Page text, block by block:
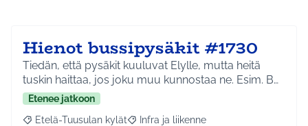
Hienot bussipysäkit #1730
Tiedän, että pysäkit kuuluvat Elylle, mutta heitä
tuskin haittaa, jos joku muu kunnostaa ne. Esim. B…
Etenee jatkoon
Etelä-Tuusulan kylät Infra ja liikenne